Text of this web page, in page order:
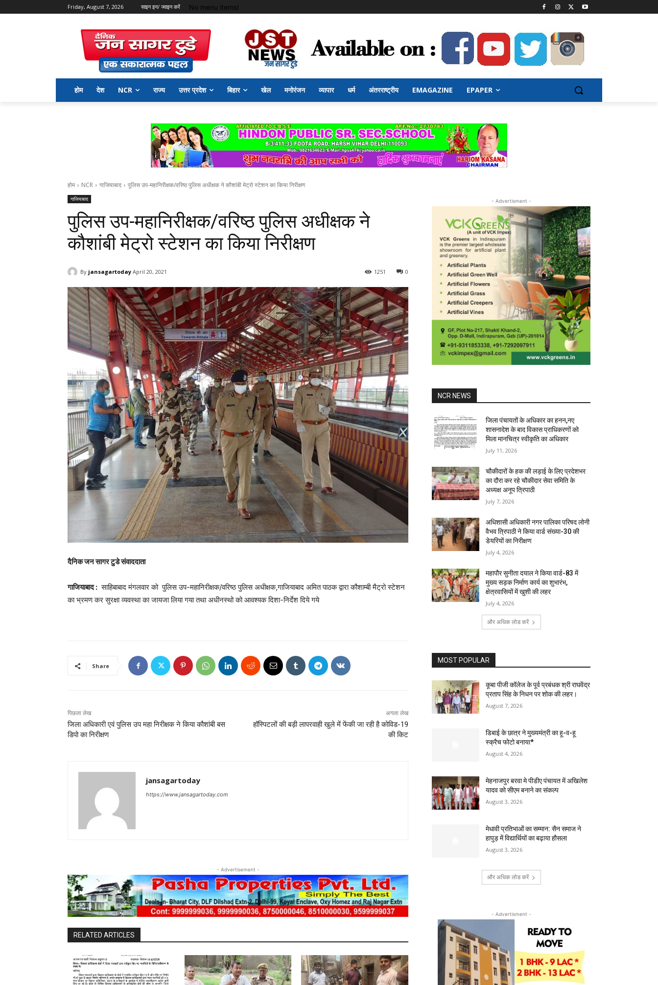
Friday, August 7, 2026 साइन इन/ ज्वाइन करें No menu items!
होम देश NCR राज्य उत्तर प्रदेश बिहार खेल मनोरंजन व्यापार धर्म अंतरराष्ट्रीय EMAGAZINE EPAPER
होम NCR गाजियाबाद पुलिस उप-महानिरीक्षक/वरिष्ठ पुलिस अधीक्षक ने कौशांबी मेट्रो स्टेशन का किया निरीक्षण
गाजियाबाद
पुलिस उप-महानिरीक्षक/वरिष्ठ पुलिस अधीक्षक ने
कौशांबी मेट्रो स्टेशन का किया निरीक्षण
By jansagartoday April 20, 2021 0
1251
दैनिक जन सागर टुडे संवाददाता
गाजियाबाद : साहिबाबाद मंगलवार को पुलिस उप-महानिरीक्षक/वरिष्ठ पुलिस अधीक्षक,गाजियाबाद अमित पाठक द्वारा कौशाम्बी मैट्रो स्टेशन
का भ्रमण कर सुरक्षा व्यवस्था का जायजा लिया गया तथा अधीनस्थो को आवश्यक दिशा-निर्देश दिये गये
Share
पिछला लेख
जिला अधिकारी एवं पुलिस उप महा निरीक्षक ने किया कौशांबी बस
डिपो का निरीक्षण
अगला लेख
हॉस्पिटलों की बड़ी लापरवाही खुले में फेंकी जा रही है कोविड-19
की किट
jansagartoday
https://www.jansagartoday.com
- Advertisement -
RELATED ARTICLES
- Advertisment -
NCR NEWS
जिला पंचायतों के अधिकार का हनन,नए
शासनादेश के बाद विकास प्राधिकरणों को
मिला मानचित्र स्वीकृति का अधिकार
July 11, 2026
चौकीदारों के हक की लड़ाई के लिए प्रदेशभर
का दौरा कर रहे चौकीदार सेवा समिति के
अध्यक्ष अनूप त्रिपाठी
July 7, 2026
अधिशासी अधिकारी नगर पालिका परिषद लोनी
वैभव त्रिपाठी ने किया वार्ड संख्या-30 की
डेयरियों का निरीक्षण
July 4, 2026
महापौर सुनीता दयाल ने किया वार्ड-83 में
मुख्य सड़क निर्माण कार्य का शुभारंभ,
क्षेत्रवासियों में खुशी की लहर
July 4, 2026
और अधिक लोड करें
MOST POPULAR
कूबा पीजी कॉलेज के पूर्व प्रबंधक श्री राघवेंद्र
प्रताप सिंह के निधन पर शोक की लहर।
August 7, 2026
डिबाई के छात्र ने मुख्यमंत्री का हू-व-हू
स्क्रैच फोटो बनाया*
August 4, 2026
मेहनाजपुर बरवा मे पीडीए पंचायत में अखिलेश
यादव को सीएम बनाने का संकल्प
August 3, 2026
मेधावी प्रतिभाओं का सम्मान: सैन समाज ने
हापुड़ में विद्यार्थियों का बढ़ाया हौसला
August 3, 2026
और अधिक लोड करें
- Advertisment -